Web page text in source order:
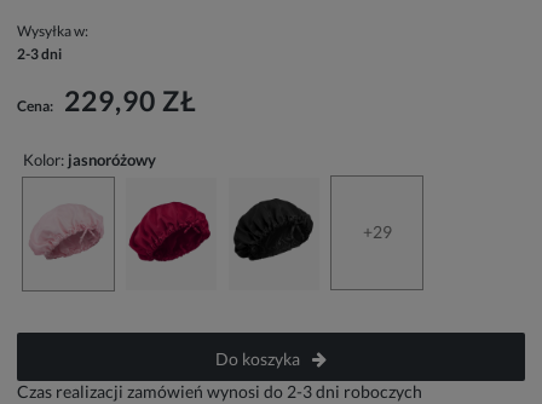
Wysyłka w:
2-3 dni
Cena: 229,90 ZŁ
Kolor: jasnoróżowy
+29
Do koszyka
Czas realizacji zamówień wynosi do 2-3 dni roboczych